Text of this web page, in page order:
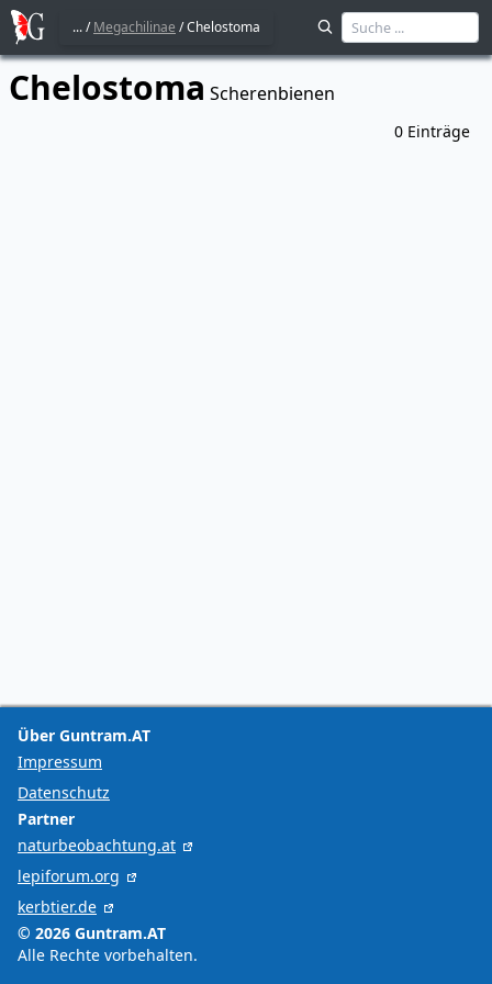
.../Megachilinae /Chelostoma
Chelostoma Scherenbienen
0 Einträge
Über Guntram.AT
Impressum
Datenschutz
Partner
naturbeobachtung.at
lepiforum.org
kerbtier.de
© 2026 Guntram.AT
Alle Rechte vorbehalten.